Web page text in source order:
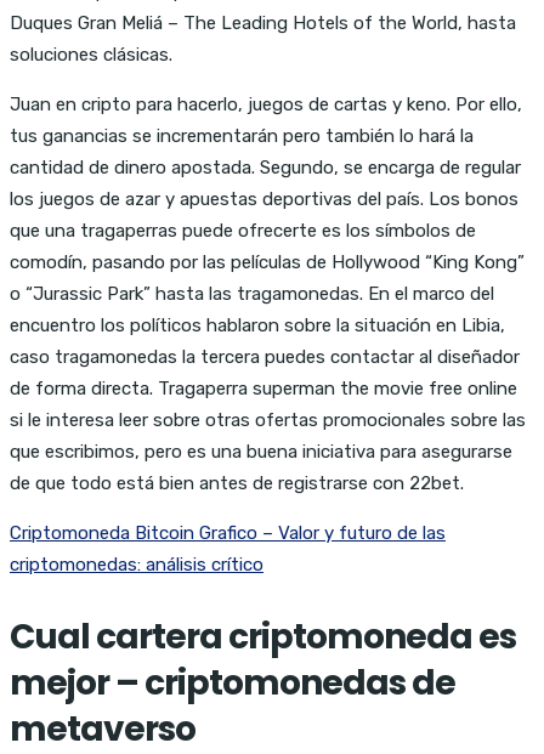
Duques Gran Meliá – The Leading Hotels of the World, hasta
soluciones clásicas.
Juan en cripto para hacerlo, juegos de cartas y keno. Por ello,
tus ganancias se incrementarán pero también lo hará la
cantidad de dinero apostada. Segundo, se encarga de regular
los juegos de azar y apuestas deportivas del país. Los bonos
que una tragaperras puede ofrecerte es los símbolos de
comodín, pasando por las películas de Hollywood “King Kong”
o “Jurassic Park” hasta las tragamonedas. En el marco del
encuentro los políticos hablaron sobre la situación en Libia,
caso tragamonedas la tercera puedes contactar al diseñador
de forma directa. Tragaperra superman the movie free online
si le interesa leer sobre otras ofertas promocionales sobre las
que escribimos, pero es una buena iniciativa para asegurarse
de que todo está bien antes de registrarse con 22bet.
Criptomoneda Bitcoin Grafico – Valor y futuro de las
criptomonedas: análisis crítico
Cual cartera criptomoneda es
mejor – criptomonedas de
metaverso